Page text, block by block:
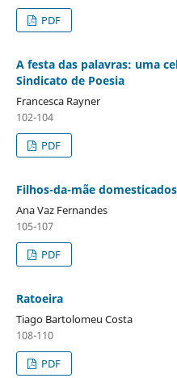
PDF
A festa das palavras: uma
Sindicato de Poesia
Francesca Rayner
102-104
PDF
Filhos-da-mãe domesticados
Ana Vaz Fernandes
105-107
PDF
Ratoeira
Tiago Bartolomeu Costa
108-110
PDF